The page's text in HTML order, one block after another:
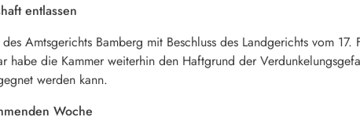
entlassen
Amtsgerichts Bamberg mit Beschluss des Landgerichts vom
habe die Kammer weiterhin den Haftgrund der
werden kann.
Woche